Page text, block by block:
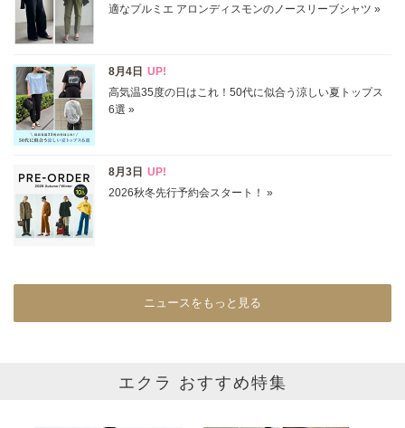
円～ 円
表示オプション
すべて
SALE商品
再入荷
カラー
ニュースをもっと見る
エクラ おすすめ特集